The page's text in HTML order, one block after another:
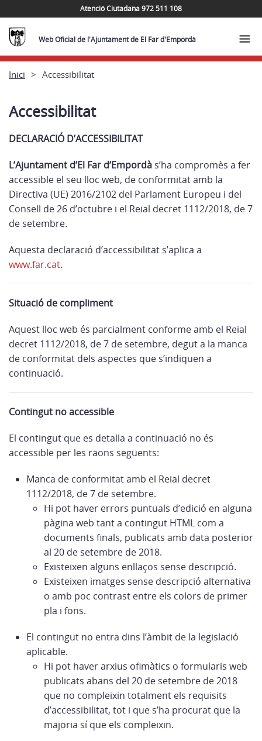
Atenció Ciutadana 972 511 108
Web Oficial de l'Ajuntament de El Far d'Empordà
Inici Accessibilitat
Accessibilitat
DECLARACIÓ D’ACCESSIBILITAT
L’Ajuntament d’El Far d’Empordà s’ha compromès a fer
accessible el seu lloc web, de conformitat amb la
Directiva (UE) 2016/2102 del Parlament Europeu i del
Consell de 26 d’octubre i el Reial decret 1112/2018, de 7
de setembre.
Aquesta declaració d’accessibilitat s’aplica a
www.far.cat.
Situació de compliment
Aquest lloc web és parcialment conforme amb el Reial
decret 1112/2018, de 7 de setembre, degut a la manca
de conformitat dels aspectes que s’indiquen a
continuació.
Contingut no accessible
El contingut que es detalla a continuació no és
accessible per les raons següents:
Manca de conformitat amb el Reial decret
1112/2018, de 7 de setembre.
Hi pot haver errors puntuals d’edició en alguna
pàgina web tant a contingut HTML com a
documents finals, publicats amb data posterior
al 20 de setembre de 2018.
Existeixen alguns enllaços sense descripció.
Existeixen imatges sense descripció alternativa
o amb poc contrast entre els colors de primer
pla i fons.
El contingut no entra dins l’àmbit de la legislació
aplicable.
Hi pot haver arxius ofimàtics o formularis web
publicats abans del 20 de setembre de 2018
que no compleixin totalment els requisits
d’accessibilitat, tot i que s’ha procurat que la
majoria sí que els compleixin.